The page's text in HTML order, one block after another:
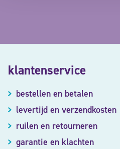
klantenservice
bestellen en betalen
levertijd en verzendkosten
ruilen en retourneren
garantie en klachten